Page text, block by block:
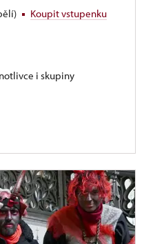
Koupit vstupenku
i skupiny